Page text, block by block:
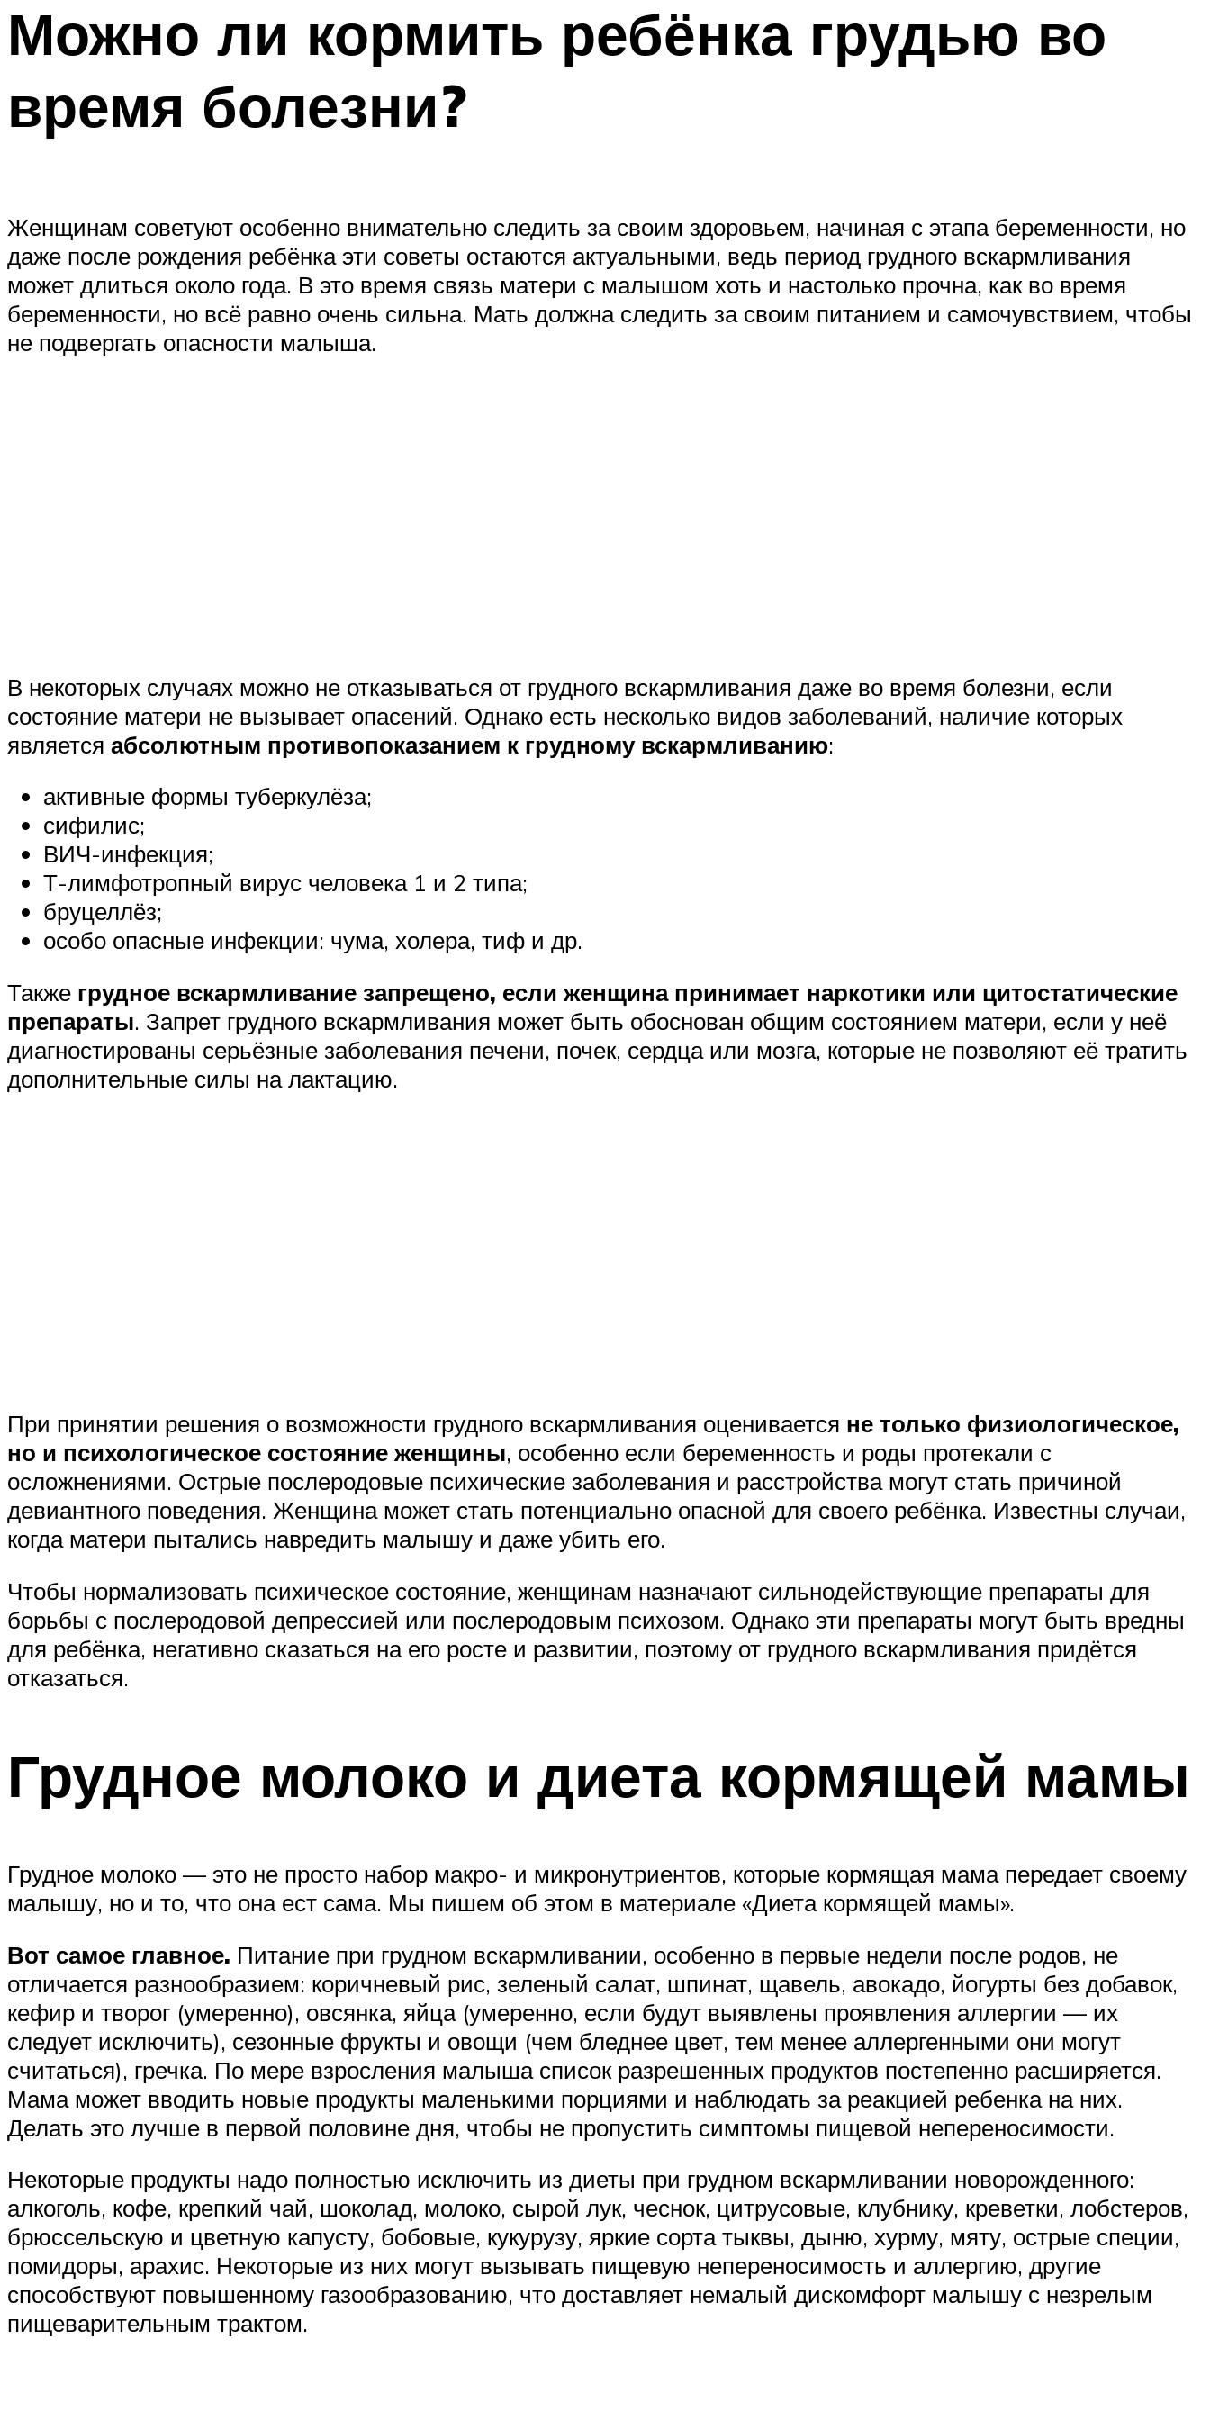
Можно ли кормить ребёнка грудью во
время болезни?
Женщинам советуют особенно внимательно следить за своим здоровьем, начиная с этапа беременности, но
даже после рождения ребёнка эти советы остаются актуальными, ведь период грудного вскармливания
может длиться около года. В это время связь матери с малышом хоть и настолько прочна, как во время
беременности, но всё равно очень сильна. Мать должна следить за своим питанием и самочувствием, чтобы
не подвергать опасности малыша.
В некоторых случаях можно не отказываться от грудного вскармливания даже во время болезни, если
состояние матери не вызывает опасений. Однако есть несколько видов заболеваний, наличие которых
является абсолютным противопоказанием к грудному вскармливанию:
активные формы туберкулёза;
сифилис;
ВИЧ-инфекция;
Т-лимфотропный вирус человека 1 и 2 типа;
бруцеллёз;
особо опасные инфекции: чума, холера, тиф и др.
Также грудное вскармливание запрещено, если женщина принимает наркотики или цитостатические
препараты. Запрет грудного вскармливания может быть обоснован общим состоянием матери, если у неё
диагностированы серьёзные заболевания печени, почек, сердца или мозга, которые не позволяют её тратить
дополнительные силы на лактацию.
При принятии решения о возможности грудного вскармливания оценивается не только физиологическое,
но и психологическое состояние женщины, особенно если беременность и роды протекали с
осложнениями. Острые послеродовые психические заболевания и расстройства могут стать причиной
девиантного поведения. Женщина может стать потенциально опасной для своего ребёнка. Известны случаи,
когда матери пытались навредить малышу и даже убить его.
Чтобы нормализовать психическое состояние, женщинам назначают сильнодействующие препараты для
борьбы с послеродовой депрессией или послеродовым психозом. Однако эти препараты могут быть вредны
для ребёнка, негативно сказаться на его росте и развитии, поэтому от грудного вскармливания придётся
отказаться.
Грудное молоко и диета кормящей мамы
Грудное молоко — это не просто набор макро- и микронутриентов, которые кормящая мама передает своему
малышу, но и то, что она ест сама. Мы пишем об этом в материале «Диета кормящей мамы».
Вот самое главное. Питание при грудном вскармливании, особенно в первые недели после родов, не
отличается разнообразием: коричневый рис, зеленый салат, шпинат, щавель, авокадо, йогурты без добавок,
кефир и творог (умеренно), овсянка, яйца (умеренно, если будут выявлены проявления аллергии — их
следует исключить), сезонные фрукты и овощи (чем бледнее цвет, тем менее аллергенными они могут
считаться), гречка. По мере взросления малыша список разрешенных продуктов постепенно расширяется.
Мама может вводить новые продукты маленькими порциями и наблюдать за реакцией ребенка на них.
Делать это лучше в первой половине дня, чтобы не пропустить симптомы пищевой непереносимости.
Некоторые продукты надо полностью исключить из диеты при грудном вскармливании новорожденного:
алкоголь, кофе, крепкий чай, шоколад, молоко, сырой лук, чеснок, цитрусовые, клубнику, креветки, лобстеров,
брюссельскую и цветную капусту, бобовые, кукурузу, яркие сорта тыквы, дыню, хурму, мяту, острые специи,
помидоры, арахис. Некоторые из них могут вызывать пищевую непереносимость и аллергию, другие
способствуют повышенному газообразованию, что доставляет немалый дискомфорт малышу с незрелым
пищеварительным трактом.